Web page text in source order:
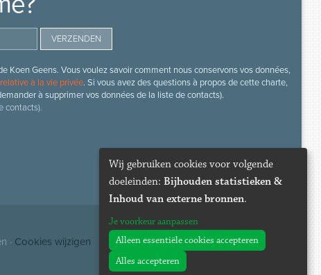
Koen Geens. Vous voulez savoir comment nous conservons vos données,
à la vie privée. Si vous avez des questions à propos de cette charte,
à supprimer vos données de la liste de contacts).
contacts).
· Cookies wijzigen
Wij gebruiken cookies voor volgende
doeleinden: Bijhouden statistieken &
Inhoud van externe bronnen.
Je voorkeur aanpassen
Alleen essentiële cookies accepteren
Alles accepteren